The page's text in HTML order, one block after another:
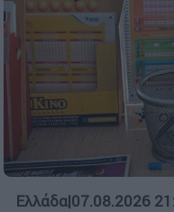
Ελλάδα|07.08.2026